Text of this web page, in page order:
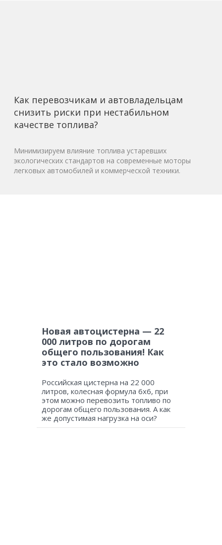
Как перевозчикам и автовладельцам
снизить риски при нестабильном
качестве топлива?
Минимизируем влияние топлива устаревших
экологических стандартов на современные моторы
легковых автомобилей и коммерческой техники.
Новая автоцистерна — 22
000 литров по дорогам
общего пользования! Как
это стало возможно
Российская цистерна на 22 000
литров, колесная формула 6х6, при
этом можно перевозить топливо по
дорогам общего пользования. А как
же допустимая нагрузка на оси?